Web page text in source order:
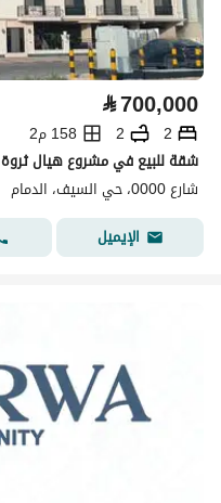
⃁700,000
2
2
158 م2
شقة للبيع في مشروع هيال ثروة
شارع 0000، حي السيف، الدمام
الإيميل